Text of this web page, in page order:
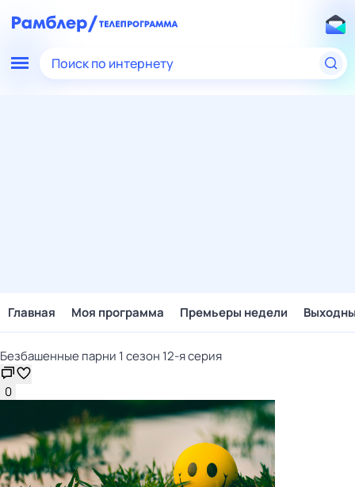
Поиск по интернету
Главная Моя программа Премьеры недели
Безбашенные парни 1 сезон 12-я серия
0